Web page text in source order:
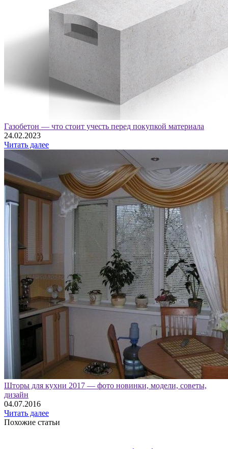
Газобетон — что стоит учесть перед покупкой материала
24.02.2023
Читать далее
Шторы для кухни 2017 — фото новинки, модели, советы,
дизайн
04.07.2016
Читать далее
Похожие статьи